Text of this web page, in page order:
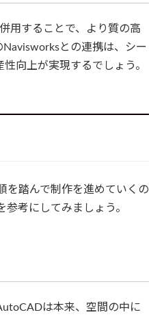
用することで、より質の高
との連携は、シー
向上が実現するでしょう。
を踏んで制作を進めていくの
考にしてみましょう。
は本来、空間の中に